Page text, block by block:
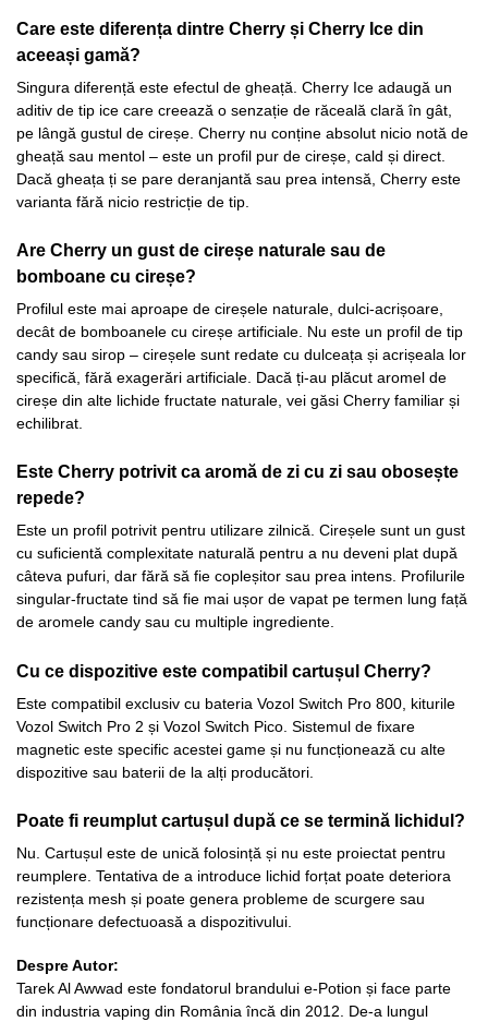
Care este diferența dintre Cherry și Cherry Ice din
aceeași gamă?
Singura diferență este efectul de gheață. Cherry Ice adaugă un
aditiv de tip ice care creează o senzație de răceală clară în gât,
pe lângă gustul de cireșe. Cherry nu conține absolut nicio notă de
gheață sau mentol – este un profil pur de cireșe, cald și direct.
Dacă gheața ți se pare deranjantă sau prea intensă, Cherry este
varianta fără nicio restricție de tip.
Are Cherry un gust de cireșe naturale sau de
bomboane cu cireșe?
Profilul este mai aproape de cireșele naturale, dulci-acrișoare,
decât de bomboanele cu cireșe artificiale. Nu este un profil de tip
candy sau sirop – cireșele sunt redate cu dulceața și acrișeala lor
specifică, fără exagerări artificiale. Dacă ți-au plăcut aromel de
cireșe din alte lichide fructate naturale, vei găsi Cherry familiar și
echilibrat.
Este Cherry potrivit ca aromă de zi cu zi sau obosește
repede?
Este un profil potrivit pentru utilizare zilnică. Cireșele sunt un gust
cu suficientă complexitate naturală pentru a nu deveni plat după
câteva pufuri, dar fără să fie copleșitor sau prea intens. Profilurile
singular-fructate tind să fie mai ușor de vapat pe termen lung față
de aromele candy sau cu multiple ingrediente.
Cu ce dispozitive este compatibil cartușul Cherry?
Este compatibil exclusiv cu bateria Vozol Switch Pro 800, kiturile
Vozol Switch Pro 2 și Vozol Switch Pico. Sistemul de fixare
magnetic este specific acestei game și nu funcționează cu alte
dispozitive sau baterii de la alți producători.
Poate fi reumplut cartușul după ce se termină lichidul?
Nu. Cartușul este de unică folosință și nu este proiectat pentru
reumplere. Tentativa de a introduce lichid forțat poate deteriora
rezistența mesh și poate genera probleme de scurgere sau
funcționare defectuoasă a dispozitivului.
Despre Autor:
Tarek Al Awwad este fondatorul brandului e-Potion și face parte
din industria vaping din România încă din 2012. De-a lungul